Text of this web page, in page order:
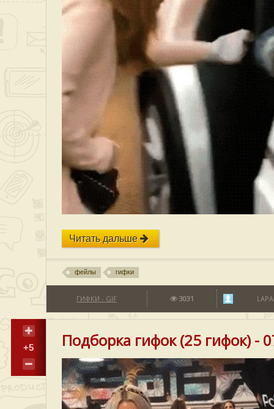
Читать дальше
фейлы гифки
ГИФКИ - GIF 3031
+5 Подборка гифок (25 гифок) -